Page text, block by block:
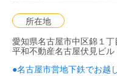
所在地
愛知県名古屋市中区錦１丁
平和不動産名古屋伏見ビル
●名古屋市営地下鉄でお越